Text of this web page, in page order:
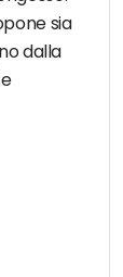
sia
dalla